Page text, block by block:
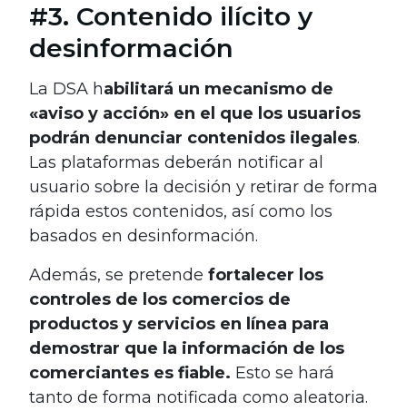
#3. Contenido ilícito y
desinformación
La DSA habilitará un mecanismo de
«aviso y acción» en el que los usuarios
podrán denunciar contenidos ilegales.
Las plataformas deberán notificar al
usuario sobre la decisión y retirar de forma
rápida estos contenidos, así como los
basados en desinformación.
Además, se pretende fortalecer los
controles de los comercios de
productos y servicios en línea para
demostrar que la información de los
comerciantes es fiable. Esto se hará
tanto de forma notificada como aleatoria.